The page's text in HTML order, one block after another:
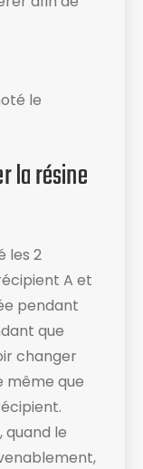
le
la résine
les 2
A et
pendant
que
changer
même que
quand le